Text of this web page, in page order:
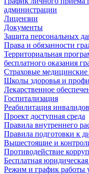
администрации
Лицензии
Документы
Защита персональных
Права и обязанности
Территориальная
бесплатного оказания
Страховые медицинские
Школы здоровья и
Лекарственное
Госпитализация
Реабилитация инвалидов
Проект доступная среда
Правила внутреннего
Правила подготовки к
Вышестоящие и
Противодействие
Бесплатная
Режим и график работы